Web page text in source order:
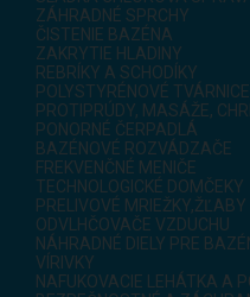
ZÁHRADNÉ SPRCHY
ČISTENIE BAZÉNA
ZAKRYTIE HLADINY
REBRÍKY A SCHODÍKY
POLYSTYRÉNOVÉ TVÁRNICE
PROTIPRÚDY, MASÁŽE,
PONORNÉ ČERPADLÁ
BAZÉNOVÉ ROZVÁDZAČE
FREKVENČNÉ MENIČE
TECHNOLOGICKÉ DOMČEKY
PRELIVOVÉ MRIEŽKY,ŽĽABY
ODVLHČOVAČE VZDUCHU
NÁHRADNÉ DIELY PRE
VÍRIVKY
NAFUKOVACIE LEHÁTKA A